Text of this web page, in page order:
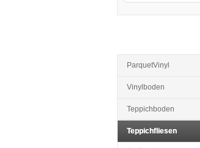
ParquetVinyl
Vinylboden
Teppichboden
Teppichfliesen